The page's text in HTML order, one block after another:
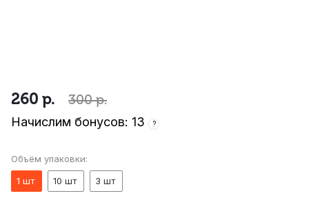
260 р. 300р.
Начислим бонусов: 13 ?
Объём упаковки:
1 шт
10 шт 3 шт